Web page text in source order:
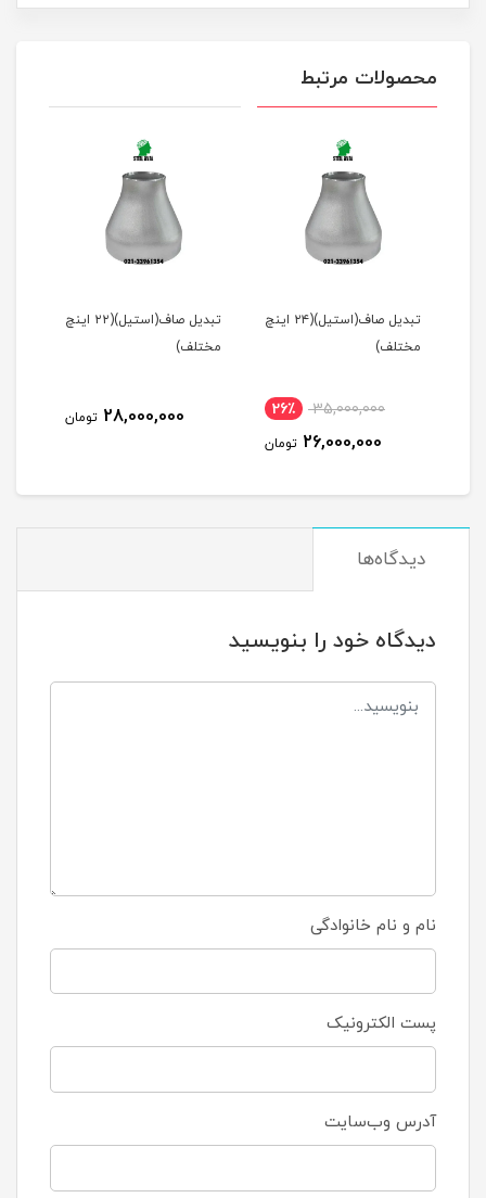
محصولات مرتبط
تبدیل صاف(استیل)(۲۴ اینچ
مختلف)
35,000,000 26٪
26,000,000 تومان
تبدیل صاف(استیل)(۲۲ اینچ
مختلف)
28,000,000 تومان
دیدگاه‌ها
دیدگاه خود را بنویسید
نام و نام خانوادگی
پست الکترونیک
آدرس وب‌سایت